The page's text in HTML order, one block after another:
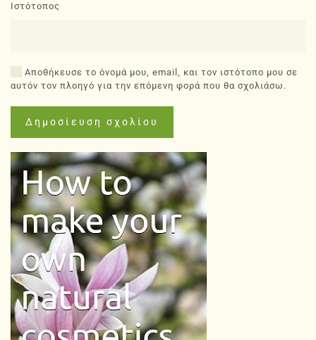
Ιστότοπος
Αποθήκευσε το όνομά μου, email, και τον ιστότοπο μου σε
αυτόν τον πλοηγό για την επόμενη φορά που θα σχολιάσω.
Δημοσίευση σχολίου